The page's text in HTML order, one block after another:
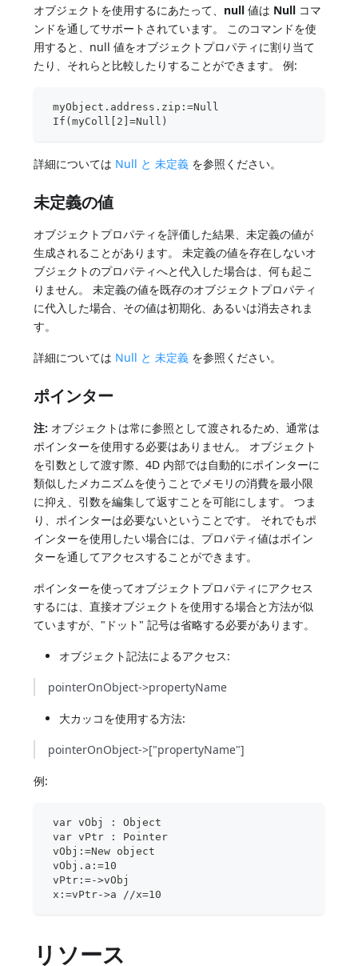
オブジェクトを使用するにあたって、 null 値は Null コマ
ンドを通してサポートされています。 このコマンドを使
用すると、null 値をオブジェクトプロパティに割り当て
たり、それらと比較したりすることができます。 例:
myObject.address.zip:=Null
If(myColl[2]=Null)
詳細については Null と 未定義 を参照ください。
未定義の値
オブジェクトプロパティを評価した結果、未定義の値が
生成されることがあります。 未定義の値を存在しないオ
ブジェクトのプロパティへと代入した場合は、何も起こ
りません。 未定義の値を既存のオブジェクトプロパティ
に代入した場合、その値は初期化、あるいは消去されま
す。
詳細については Null と 未定義 を参照ください。
ポインター
注: オブジェクトは常に参照として渡されるため、通常は
ポインターを使用する必要はありません。 オブジェクト
を引数として渡す際、4D 内部では自動的にポインターに
類似したメカニズムを使うことでメモリの消費を最小限
に抑え、引数を編集して返すことを可能にします。 つま
り、ポインターは必要ないということです。 それでもポ
インターを使用したい場合には、プロパティ値はポイン
ターを通してアクセスすることができます。
ポインターを使ってオブジェクトプロパティにアクセス
するには、直接オブジェクトを使用する場合と方法が似
ていますが、"ドット" 記号は省略する必要があります。
オブジェクト記法によるアクセス:
pointerOnObject->propertyName
大カッコを使用する方法:
pointerOnObject->["propertyName"]
例:
var vObj : Object
var vPtr : Pointer
vObj:=New object
vObj.a:=10
vPtr:=->vObj
x:=vPtr->a //x=10
リソース